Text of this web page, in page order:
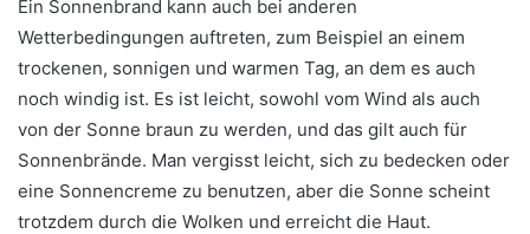
Ein Sonnenbrand kann auch bei anderen
Wetterbedingungen auftreten, zum Beispiel an einem
trockenen, sonnigen und warmen Tag, an dem es auch
noch windig ist. Es ist leicht, sowohl vom Wind als auch
von der Sonne braun zu werden, und das gilt auch für
Sonnenbrände. Man vergisst leicht, sich zu bedecken oder
eine Sonnencreme zu benutzen, aber die Sonne scheint
trotzdem durch die Wolken und erreicht die Haut.